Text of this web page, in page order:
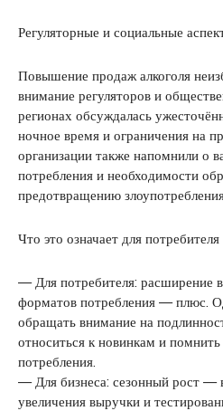
Регуляторные и социальные
Повышение продаж алкоголя
внимание регуляторов и
регионах обсуждалась
ночное время и ограничения на
организации также напомнили о
потребления и необходимости
предотвращению
Что это означает для
— Для потребителя: расширение
форматов потребления — плюс.
обращать внимание на
относиться к новинкам и
потребления.
— Для бизнеса: сезонный рост —
увеличения выручки и